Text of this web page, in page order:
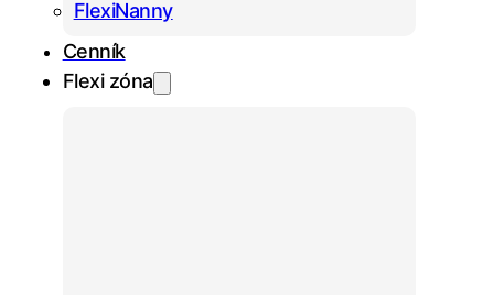
FlexiNanny
Cenník
Flexi zóna